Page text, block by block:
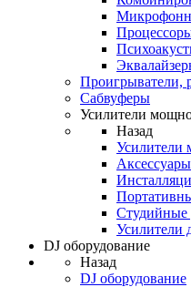
Проигрыватели,
Сабвуферы
Усилители
Назад
Усилители
Студийные
Усилители
DJ оборудование
Назад
DJ оборудование